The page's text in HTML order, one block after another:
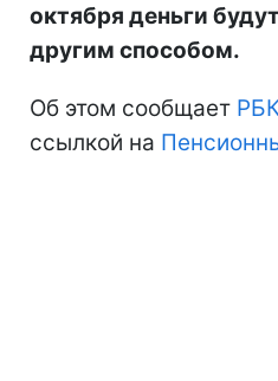
октября деньги
другим способом.
Об этом сообщает
ссылкой на